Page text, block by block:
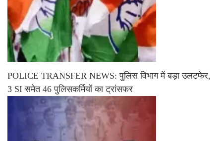
POLICE TRANSFER NEWS: पुलिस विभाग में बड़ा उलटफेर,
3 SI समेत 46 पुलिसकर्मियों का ट्रांसफर